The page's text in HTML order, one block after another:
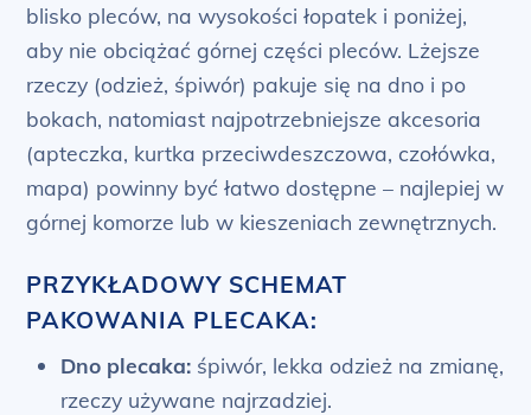
blisko pleców, na wysokości łopatek i poniżej,
aby nie obciążać górnej części pleców. Lżejsze
rzeczy (odzież, śpiwór) pakuje się na dno i po
bokach, natomiast najpotrzebniejsze akcesoria
(apteczka, kurtka przeciwdeszczowa, czołówka,
mapa) powinny być łatwo dostępne – najlepiej w
górnej komorze lub w kieszeniach zewnętrznych.
PRZYKŁADOWY SCHEMAT
PAKOWANIA PLECAKA:
Dno plecaka:śpiwór, lekka odzież na zmianę,
rzeczy używane najrzadziej.